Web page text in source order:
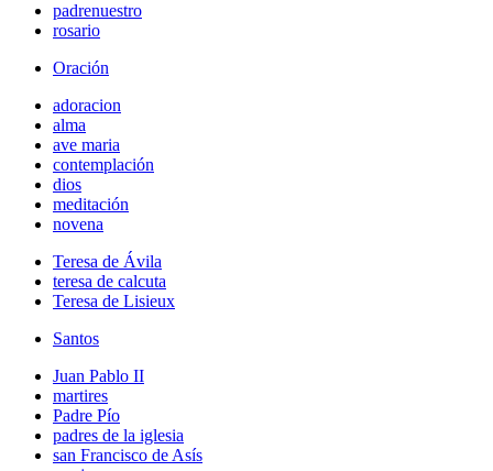
padrenuestro
rosario
Oración
adoracion
alma
ave maria
contemplación
dios
meditación
novena
Teresa de Ávila
teresa de calcuta
Teresa de Lisieux
Santos
Juan Pablo II
martires
Padre Pío
padres de la iglesia
san Francisco de Asís